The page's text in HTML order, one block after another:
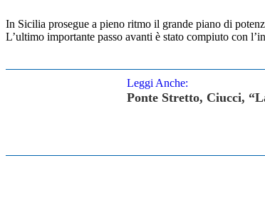
In Sicilia prosegue a pieno ritmo il grande piano di
L’ultimo importante passo avanti è stato compiuto con
Leggi Anche:
Ponte Stretto, Ciucci,